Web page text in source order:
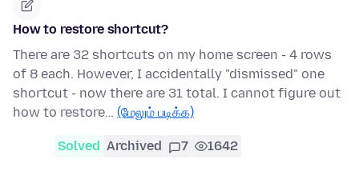
How to restore shortcut?
There are 32 shortcuts on my home screen - 4 rows
of 8 each. However, I accidentally "dismissed" one
shortcut - now there are 31 total. I cannot figure out
how to restore… (மேலும் படிக்க)
Solved Archived 7 1642